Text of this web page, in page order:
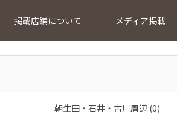
掲載店舗について メディア掲載
朝生田・石井・古川周辺 (0)